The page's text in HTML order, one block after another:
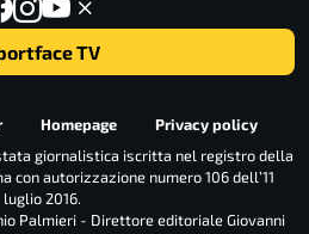
TV
Homepage
Privacy policy
giornalistica iscritta nel registro della
con autorizzazione numero 106 dell’11
luglio 2016.
Palmieri - Direttore editoriale Giovanni